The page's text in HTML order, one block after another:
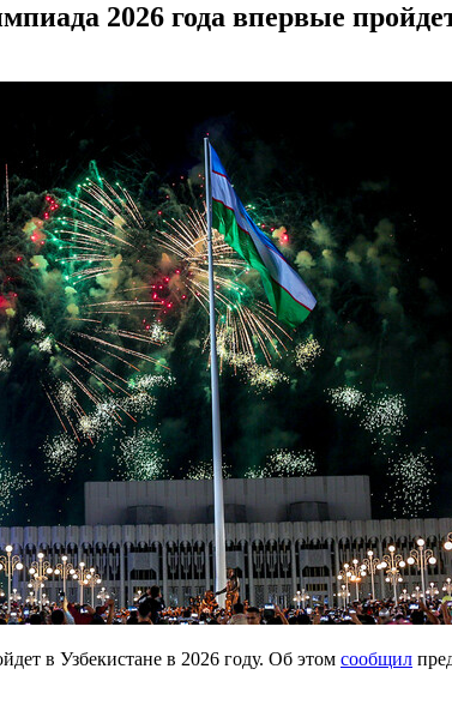
2026 года впервые
в Узбекистане в 2026 году. Об этом сообщил